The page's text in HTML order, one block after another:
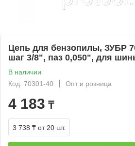
Цепь для бензопилы, ЗУБР
шаг 3/8", паз 0,050", для
В наличии
Код: 70301-40
Опт и розница
4 183 ₸
3 738 ₸ от 20 шт.